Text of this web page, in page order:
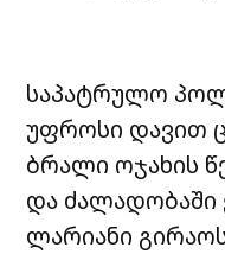
საპატრულო
უფროსი დავით
ბრალი ოჯახის
და ძალადობაში
ლარიანი